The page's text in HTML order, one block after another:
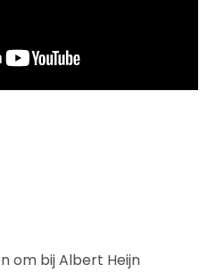
om bij Albert Heijn